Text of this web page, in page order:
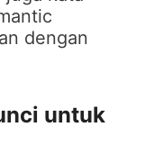
dengan
untuk